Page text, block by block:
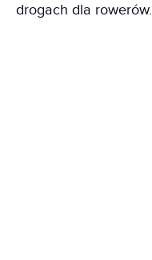
drogach dla rowerów.